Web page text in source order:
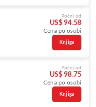
Počni od
US$ 94.58
Cena po osobi
Knjiga
Počni od
US$ 98.75
Cena po osobi
Knjiga